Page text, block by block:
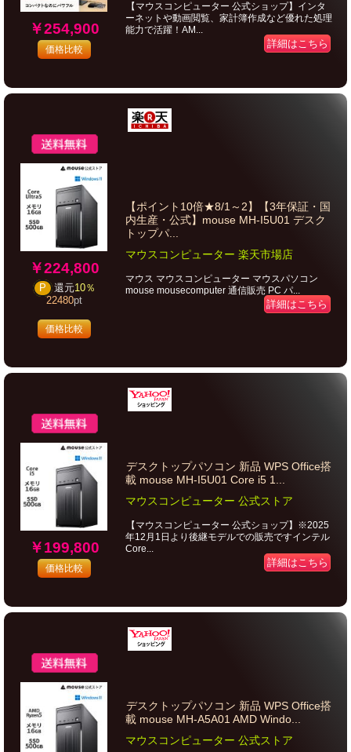
￥254,900
価格比較
【マウスコンピューター 公式ショップ】インタ
ーネットや動画閲覧、家計簿作成など優れた処理
能力で活躍！AM...
詳細はこちら
￥224,800
P 還元10％
22480pt
価格比較
【ポイント10倍★8/1～2】【3年保証・国
内生産・公式】mouse MH-I5U01 デスク
トップパ...
マウスコンピューター 楽天市場店
マウス マウスコンピューター マウスパソコン
mouse mousecomputer 通信販売 PC パ...
詳細はこちら
￥199,800
価格比較
デスクトップパソコン 新品 WPS Office搭
載 mouse MH-I5U01 Core i5 1...
マウスコンピューター 公式ストア
【マウスコンピューター 公式ショップ】※2025
年12月1日より後継モデルでの販売ですインテル
Core...
詳細はこちら
デスクトップパソコン 新品 WPS Office搭
載 mouse MH-A5A01 AMD Windo...
マウスコンピューター 公式ストア